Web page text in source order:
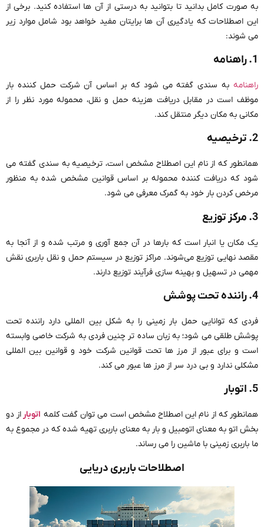
به صورت کامل بدانید تا بتوانید به درستی از آن ها استفاده کنید. برخی از
این اصطلاحات که یادگیری آن ها برایتان مفید خواهد بود شامل موارد زیر
می شوند:
1. راهنامه
راهنامه به سندی گفته می شود که بر اساس آن شرکت حمل کننده بار
موظف است در مقابل دریافت هزینه حمل و نقل، محموله مورد نظر را از
مکانی به مکان دیگر منتقل کند.
2. ترخیصیه
همانطور که از نام این اصطلاح مشخص است، ترخیصیه به سندی گفته می
شود که دریافت کننده محموله بر اساس قوانین مشخص شده به منظور
مرخص کردن بار خود به گمرک معرفی می شود.
3. مرکز توزیع
یک مکان یا انبار است که بارها در آن جمع‌ آوری و مرتب شده و از آنجا به
مقصد نهایی توزیع می‌شوند. مراکز توزیع در سیستم حمل و نقل باربری نقش
مهمی در تسهیل و بهینه‌ سازی فرآیند توزیع دارند.
4. راننده تحت پوشش
فردی که توانایی حمل بار زمینی را به شکل بین المللی دارد راننده تحت
پوشش طلقی می شود؛ به زبان ساده تر چنین فردی به شرکت خاصی وابسته
است و برای عبور از مرز ها تحت قوانین شرکت خود و قوانین بین المللی
مشکلی ندارد و بی درد سر از مرز ها عبور می کند.
5. اتوبار
همانطور که از نام این اصطلاح مشخص است می توان گفت کلمه اتوبار از دو
بخش اتو به معنای اتومبیل و بار به معنای باربری تهیه شده که در مجموع به
ما باربری زمینی با ماشین را می رساند.
اصطلاحات باربری دریایی